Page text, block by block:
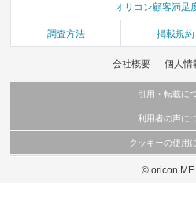
オリコン顧客満足
調査方法 掲載規約
会社概要 個人情
引用・転載に
当サイトで公開されている情報（文字、写真、
これらの情報を権利者の許可なく無断転載・複
利用者の声に
当サイトに掲載している内容はすべてサービス
弊社の見解・ 意見ではないことをご理解いただい
クッキーの使用
このサイトでは Cookie を使用して、ユーザーに
© oricon ME